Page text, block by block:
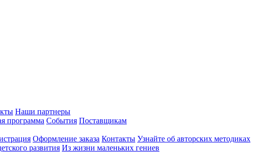
Наши партнеры
программа События Поставщикам
Оформление заказа Контакты Узнайте об авторских методиках
развития Из жизни маленьких гениев